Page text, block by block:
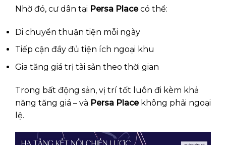
Nhờ đó, cư dân tại Persa Placecó thể:
Di chuyển thuận tiện mỗi ngày
Tiếp cận đầy đủ tiện ích ngoại khu
Gia tăng giá trị tài sản theo thời gian
Trong bất động sản, vị trí tốt luôn đi kèm khả
năng tăng giá – và Persa Placekhông phải ngoại
lệ.